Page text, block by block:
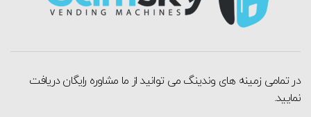
در تمامی زمینه های وندینگ می توانید از ما مشاوره رایگان دریافت
نمایید.